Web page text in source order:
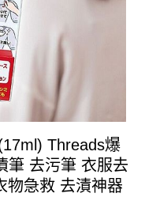
Threads爆
筆 去污筆 衣服去
物急救 去漬神器